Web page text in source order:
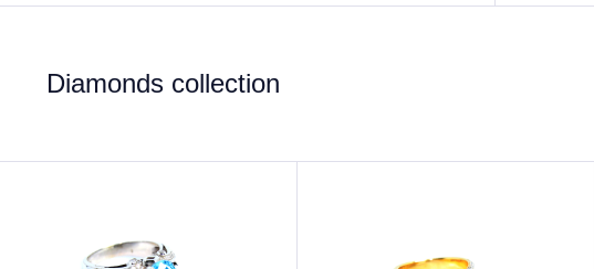
Diamonds collection